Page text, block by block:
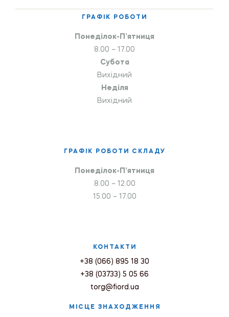
ГРАФІК РОБОТИ
Понеділок-П’ятниця
8.00 – 17.00
Субота
Вихідний
Неділя
Вихідний
ГРАФІК РОБОТИ СКЛАДУ
Понеділок-П’ятниця
8.00 – 12.00
15.00 – 17.00
КОНТАКТИ
+38 (066) 895 18 30
+38 (03733) 5 05 66
torg@fiord.ua
МІСЦЕ ЗНАХОДЖЕННЯ